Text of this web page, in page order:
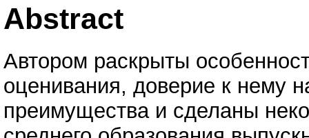
Abstract
Автором раскрыты
оценивания, доверие к нему
преимущества и сделаны